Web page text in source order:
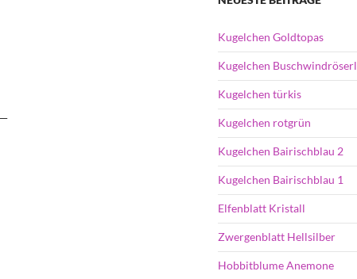
Kugelchen Goldtopas
Kugelchen Buschwindröserl
Kugelchen türkis
Kugelchen rotgrün
Kugelchen Bairischblau 2
Kugelchen Bairischblau 1
Elfenblatt Kristall
Zwergenblatt Hellsilber
Hobbitblume Anemone